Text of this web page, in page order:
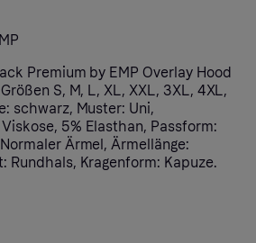
Premium by EMP Overlay Hood
S, M, L, XL, XXL, 3XL, 4XL,
schwarz, Muster: Uni,
5% Elasthan, Passform:
Ärmel, Ärmellänge:
Rundhals, Kragenform: Kapuze.